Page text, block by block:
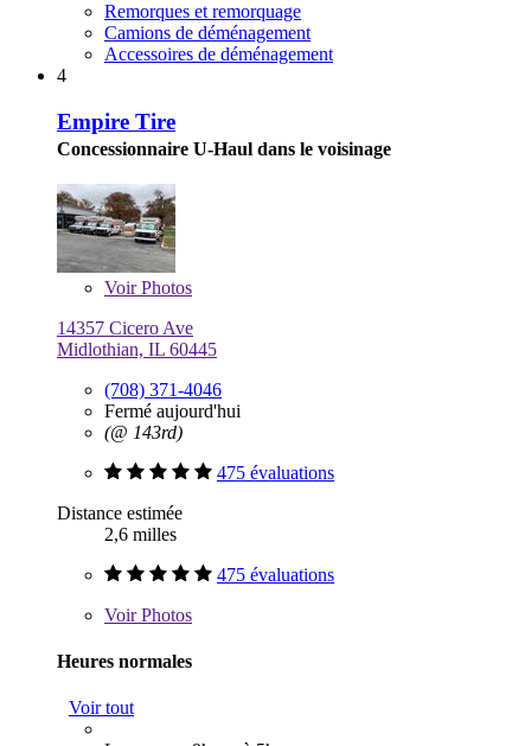
Remorques et remorquage
Camions de déménagement
Accessoires de déménagement
4
Empire Tire
Concessionnaire U-Haul dans le voisinage
VoirPhotos
14357 Cicero Ave
Midlothian, IL 60445
(708) 371-4046
Fermé aujourd'hui
(@ 143rd)
475 évaluations
Distance estimée
2,6 milles
475 évaluations
VoirPhotos
Heures normales
Voir tout